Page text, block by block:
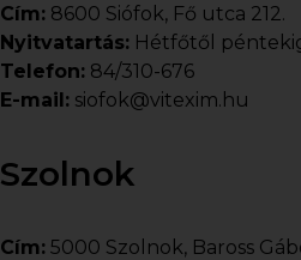
Cím: 8600 Siófok, Fő utca 212.
Nyitvatartás: Hétfőtől
Telefon: 84/310-676
E-mail: siofok@vitexim.hu
Szolnok
Cím: 5000 Szolnok, Baross